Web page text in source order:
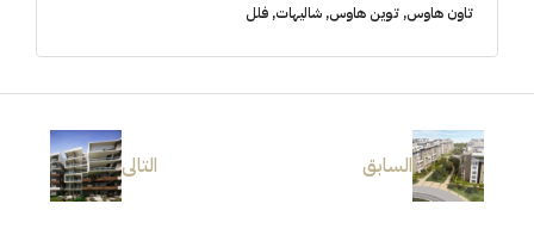
تاون هاوس, توين هاوس, شاليهات, فلل
السابق التالى